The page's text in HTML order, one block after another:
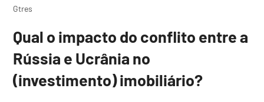
Gtres
Qual o impacto do conflito entre a
Rússia e Ucrânia no
(investimento) imobiliário?